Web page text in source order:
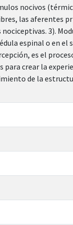
nocivos
las aferentes
3).
espinal o en el
es el
crear la
de la